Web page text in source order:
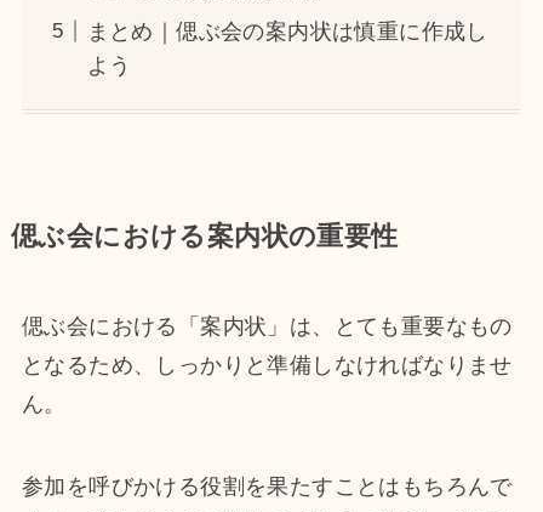
まとめ｜偲ぶ会の案内状は慎重に作成し
よう
偲ぶ会における案内状の重要性
偲ぶ会における「案内状」は、とても重要なもの
となるため、しっかりと準備しなければなりませ
ん。
参加を呼びかける役割を果たすことはもちろんで